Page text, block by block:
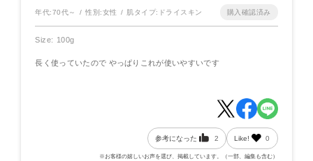
年代:70代～ 性別:女性 肌タイプ: ドライスキン
Size: 100g
長く使っていたので やっぱりこれが使いやすいです
参考になった 2 Like! 0
※お客様の嬉しいお声を選び、掲載しています。（一部、編集も含む）